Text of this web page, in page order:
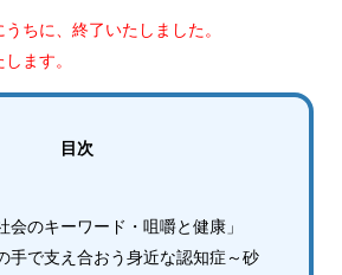
ちに、終了いたしました。
ます。
目次
会のキーワード・咀嚼と健康」
手で支え合おう身近な認知症～砂